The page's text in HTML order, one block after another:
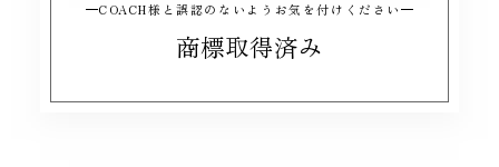
COACH様と誤認のないようお気を付けください
商標取得済み